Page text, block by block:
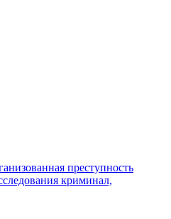
преступность
криминал,